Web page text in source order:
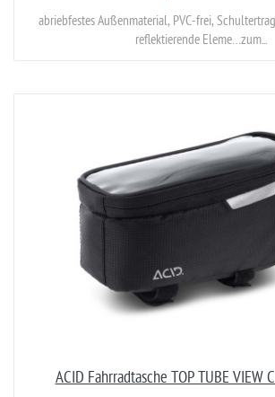
abriebfestes Außenmaterial, PVC-frei,
reflektierende Eleme…zum...
ACID Fahrradtasche TOP TUBE VIEW